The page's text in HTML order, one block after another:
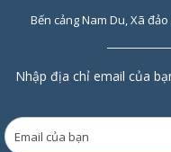
Bến cảng Nam Du, Xã
Nhập địa chỉ email của